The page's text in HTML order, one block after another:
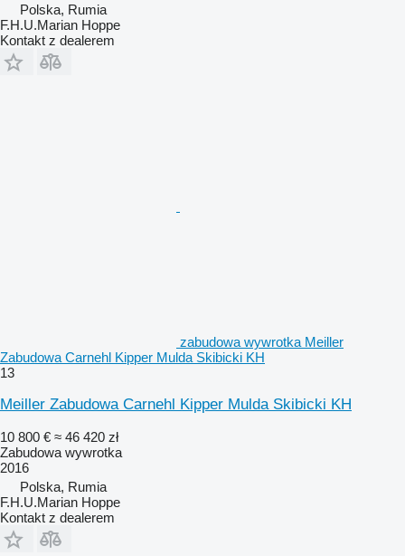
Polska, Rumia
F.H.U.Marian Hoppe
Kontakt z dealerem
zabudowa wywrotka Meiller
Zabudowa Carnehl Kipper Mulda Skibicki KH
13
Meiller Zabudowa Carnehl Kipper Mulda Skibicki KH
10 800 € ≈ 46 420 zł
Zabudowa wywrotka
2016
Polska, Rumia
F.H.U.Marian Hoppe
Kontakt z dealerem